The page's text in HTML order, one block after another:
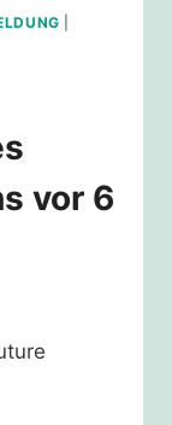
vor 6